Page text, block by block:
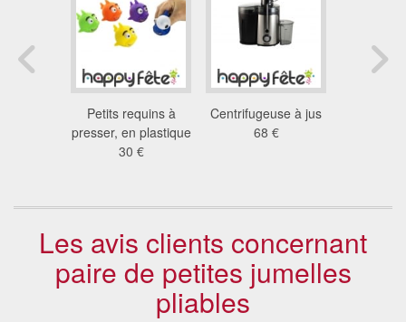
Petits requins à
presser, en plastique
30 €
Centrifugeuse à jus
68 €
Les avis clients concernant
paire de petites jumelles
pliables